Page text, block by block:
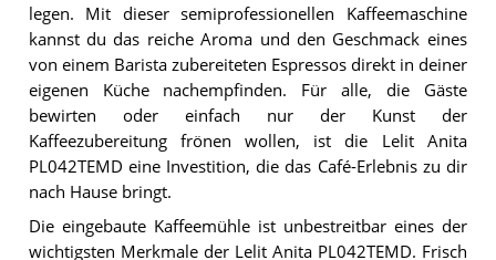
legen. Mit dieser semiprofessionellen Kaffeemaschine
kannst du das reiche Aroma und den Geschmack eines
von einem Barista zubereiteten Espressos direkt in deiner
eigenen Küche nachempfinden. Für alle, die Gäste
bewirten oder einfach nur der Kunst der
Kaffeezubereitung frönen wollen, ist die Lelit Anita
PL042TEMD eine Investition, die das Café-Erlebnis zu dir
nach Hause bringt.
Die eingebaute Kaffeemühle ist unbestreitbar eines der
wichtigsten Merkmale der Lelit Anita PL042TEMD. Frisch